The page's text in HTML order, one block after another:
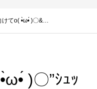
けてo( •̀ω•́ )〇&…
)〇”ｼｭｯ